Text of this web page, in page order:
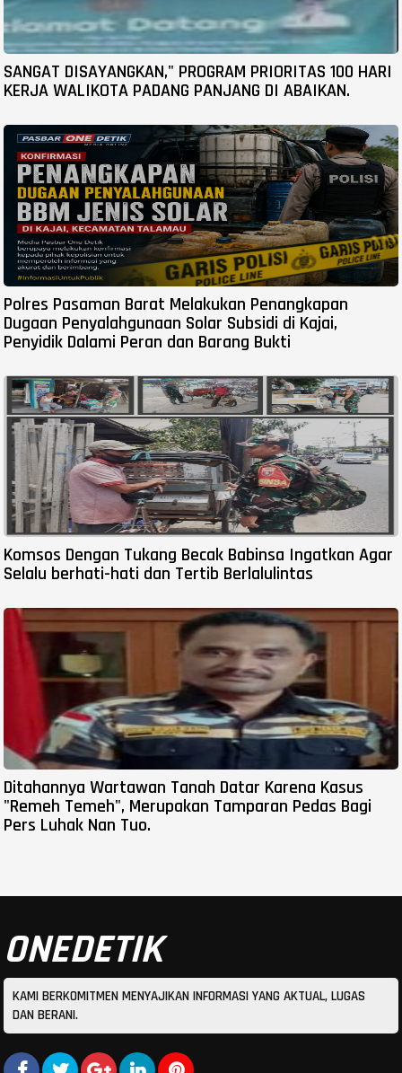
SANGAT DISAYANGKAN," PROGRAM PRIORITAS 100 HARI
KERJA WALIKOTA PADANG PANJANG DI ABAIKAN.
Polres Pasaman Barat Melakukan Penangkapan
Dugaan Penyalahgunaan Solar Subsidi di Kajai,
Penyidik Dalami Peran dan Barang Bukti
Komsos Dengan Tukang Becak Babinsa Ingatkan Agar
Selalu berhati-hati dan Tertib Berlalulintas
Ditahannya Wartawan Tanah Datar Karena Kasus
"Remeh Temeh", Merupakan Tamparan Pedas Bagi
Pers Luhak Nan Tuo.
ONEDETIK
KAMI BERKOMITMEN MENYAJIKAN INFORMASI YANG AKTUAL, LUGAS
DAN BERANI.